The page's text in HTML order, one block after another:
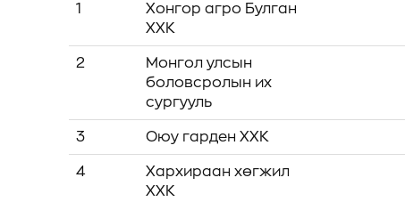
1
Хонгор агро Булган
ХХК
2
Монгол улсын
боловсролын их
сургууль
3 Оюу гарден ХХК
4
Хархираан хөгжил
ХХК